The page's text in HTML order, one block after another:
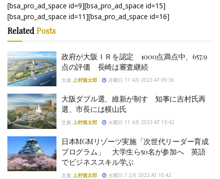
[bsa_pro_ad_space id=9][bsa_pro_ad_space id=15]
[bsa_pro_ad_space id=11][bsa_pro_ad_space id=16]
Related Posts
政府が大阪ＩＲを認定 1000点満点中、657.9
点の評価 長崎は審査継続
文責 上村慎太郎 月曜日 17 4月 2023 AT 09:36
大阪ダブル選、維新が制す 知事に吉村氏再
選、市長には横山氏
文責 上村慎太郎 火曜日 11 4月 2023 AT 13:42
日本MGMリゾーツ実施「次世代リーダー育成
プログラム」 大学生ら50名が参加へ 英語
でビジネススキル学ぶ
文責 上村慎太郎 火曜日 7 2月 2023 AT 10:42